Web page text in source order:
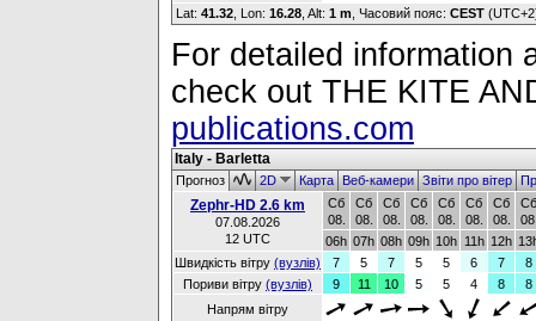
Lat: 41.32 , Lon: 16.28 Alt: 1 m , Часовий пояс: CEST
For detailed information
check out THE KITE
publications.com
Italy - Barletta
Прогноз 2D КартаВеб-камериЗвіти про вітер
Zephr-HD 2.6 km
07.08.2026
12 UTC
Сб
08.
Сб
08.
Сб
08.
Сб
08.
Сб
08.
Сб
08.
Сб
08.
Сб
06h 07h 08h 09h 10h 11h 12h
Швидкість вітру (вузлів) 7 5 7 5 5 6 7
8
Пориви вітру (вузлів) 9 11 10 5 5 4 8
8
Напрям вітру